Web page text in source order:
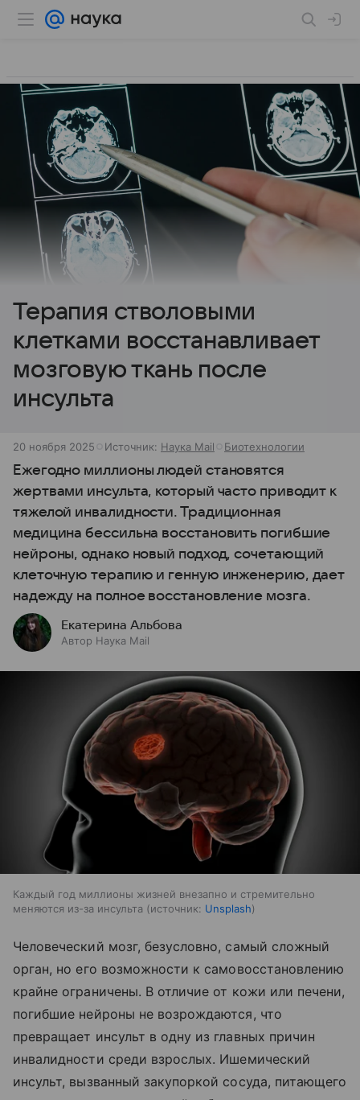
Терапия стволовыми
клетками восстанавливает
мозговую ткань после
инсульта
20 ноября 2025 Источник: Наука Mail Биотехнологии
Ежегодно миллионы людей становятся
жертвами инсульта, который часто приводит к
тяжелой инвалидности. Традиционная
медицина бессильна восстановить погибшие
нейроны, однако новый подход, сочетающий
клеточную терапию и генную инженерию, дает
надежду на полное восстановление мозга.
Екатерина Альбова
Автор Наука Mail
Каждый год миллионы жизней внезапно и стремительно
меняются из-за инсульта
источник: Unsplash
Человеческий мозг, безусловно, самый сложный
орган, но его возможности к самовосстановлению
крайне ограничены. В отличие от кожи или печени,
погибшие нейроны не возрождаются, что
превращает инсульт в одну из главных причин
инвалидности среди взрослых. Ишемический
инсульт, вызванный закупоркой сосуда, питающего